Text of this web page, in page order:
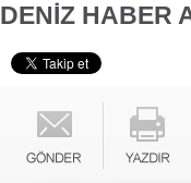
DENİZ HABER